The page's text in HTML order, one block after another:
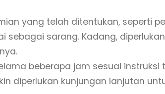
yang telah ditentukan, seperti
sarang. Kadang,
beberapa jam sesuai instruksi
diperlukan kunjungan lanjutan